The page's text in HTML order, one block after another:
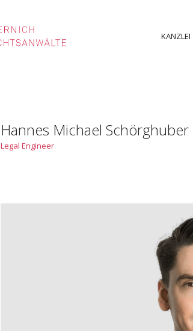
KANZLEI
Hannes Michael Schörghuber
Legal Engineer